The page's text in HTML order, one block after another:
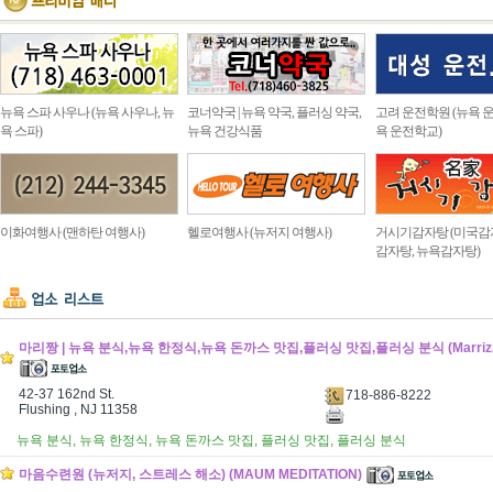
뉴욕 스파 사우나 (뉴욕 사우나, 뉴
욕 스파)
코너약국 | 뉴욕 약국, 플러싱 약국,
뉴욕 건강식품
고려 운전학원 (뉴욕
욕 운전학교)
이화여행사 (맨하탄 여행사) 헬로여행사 (뉴저지 여행사)
거시기감자탕 (미국감
감자탕, 뉴욕감자탕)
마리짱 | 뉴욕 분식,뉴욕 한정식,뉴욕 돈까스 맛집,플러싱 맛집,플러싱 분식
42-37 162nd St.
Flushing , NJ 11358
718-886-8222
뉴욕 분식, 뉴욕 한정식, 뉴욕 돈까스 맛집, 플러싱 맛집, 플러싱 분식
마음수련원 (뉴저지, 스트레스 해소) (MAUM MEDITATION)